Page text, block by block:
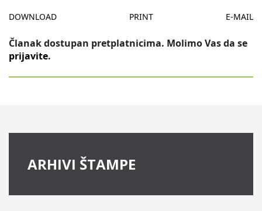
DOWNLOAD PRINT E-MAIL
Članak dostupan pretplatnicima. Molimo Vas da se
prijavite.
ARHIVI ŠTAMPE